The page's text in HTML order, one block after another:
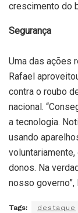
crescimento do
Segurança
Uma das ações
Rafael
contra o roubo
nacional.
a tecnologia.
usando
donos. Na
nosso governo”,
Tags: destaque